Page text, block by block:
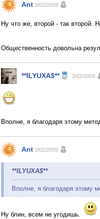
Ant 3/02/2009
Ну что же, второй - так второй.
Общественность довольна
**ILYUXA$** 3/02/2009
Вполне, я благодаря этому
Ant 3/02/2009
**ILYUXA$**
Вполне, я благодаря этому
Ну блин, всем не угодишь.